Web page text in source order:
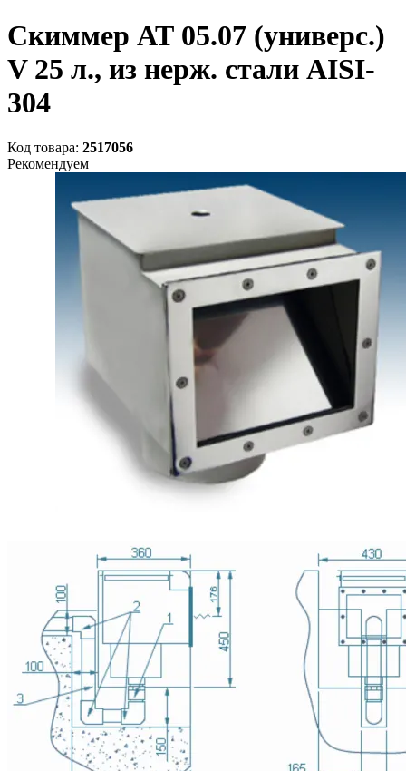
Скиммер АТ 05.07 (универс.)
V 25 л., из нерж. стали AISI-
304
Код товара: 2517056
Рекомендуем